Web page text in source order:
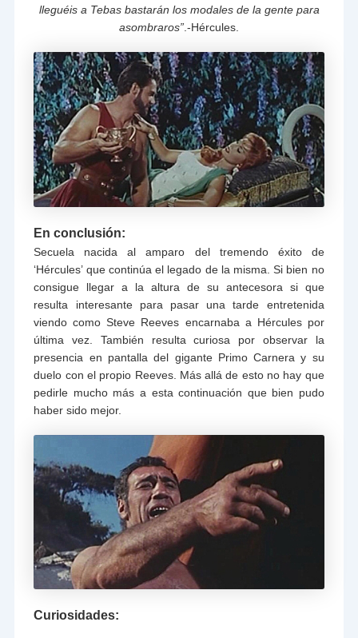
lleguéis a Tebas bastarán los modales de la gente para
asombraros”.-Hércules.
En conclusión:
Secuela nacida al amparo del tremendo éxito de
‘Hércules’ que continúa el legado de la misma. Si bien no
consigue llegar a la altura de su antecesora si que
resulta interesante para pasar una tarde entretenida
viendo como Steve Reeves encarnaba a Hércules por
última vez. También resulta curiosa por observar la
presencia en pantalla del gigante Primo Carnera y su
duelo con el propio Reeves. Más allá de esto no hay que
pedirle mucho más a esta continuación que bien pudo
haber sido mejor.
Curiosidades: